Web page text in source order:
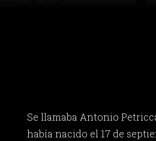
Se llamaba Antonio
había nacido el 17 de